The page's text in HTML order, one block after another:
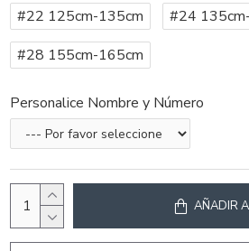
#22 125cm-135cm
#24
#28 155cm-165cm
Personalice Nombre y Número
AÑADIR